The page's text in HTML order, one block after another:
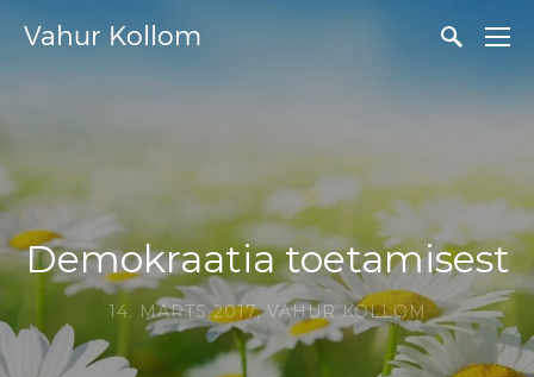
Vahur Kollom
Demokraatia toetamisest
14. MÄRTS 2017,VAHUR KOLLOM